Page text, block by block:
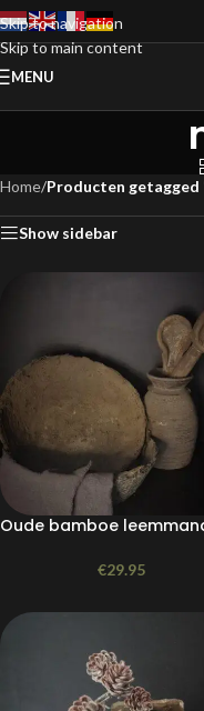
Skip to navigation
Skip to main content
MENU
Home/Producten getagged
Show sidebar
Oude bamboe
€29.95